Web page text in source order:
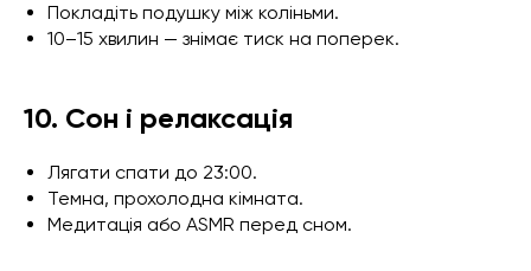
Покладіть подушку між коліньми.
10–15 хвилин — знімає тиск на поперек.
10. Сон і релаксація
Лягати спати до 23:00.
Темна, прохолодна кімната.
Медитація або ASMR перед сном.